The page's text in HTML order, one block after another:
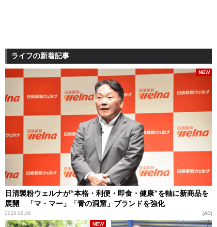
ライフの新着記事
日清製粉ウェルナが“本格・利便・即食・健康”を軸に新商品を
展開 「マ・マー」「青の洞窟」ブランドを強化
2026.08.06
NEW
AD
NEW